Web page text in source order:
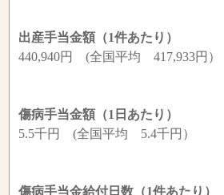
出産手当金額（1件あたり）
440,940円 (全国平均 417,933円）
傷病手当金額（1日あたり）
5.5千円 (全国平均 5.4千円）
傷病手当金給付日数（1件あたり）